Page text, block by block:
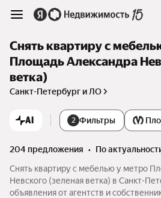
Снять квартиру с
Площадь Александра
ветка)
Санкт-Петербург и ЛО
AI 2 Фильтры
204 предложения •
по
Снять квартиру с мебелью у метро
Невского (зеленая ветка) в Санкт-
объявления от агентств и